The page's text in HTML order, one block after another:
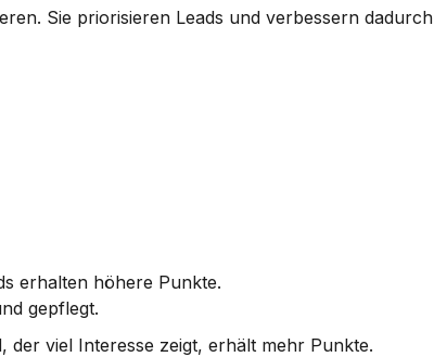
Sie priorisieren Leads und verbessern dadurch
erhalten höhere Punkte.
gepflegt.
der viel Interesse zeigt, erhält mehr Punkte.